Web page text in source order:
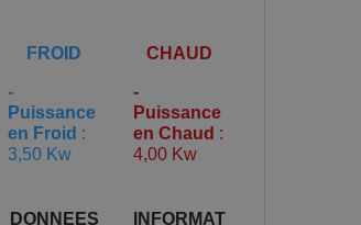
FROID
-
Puissance
en Froid :
3,50 Kw
CHAUD
-
Puissance
en Chaud :
4,00 Kw
DONNEES
INFORMAT